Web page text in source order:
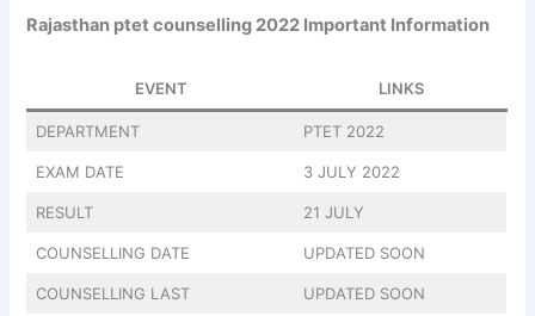
Rajasthan ptet counselling 2022 Important Information
EVENT LINKS
DEPARTMENT PTET 2022
EXAM DATE 3 JULY 2022
RESULT 21 JULY
COUNSELLING DATE UPDATED SOON
COUNSELLING LAST UPDATED SOON